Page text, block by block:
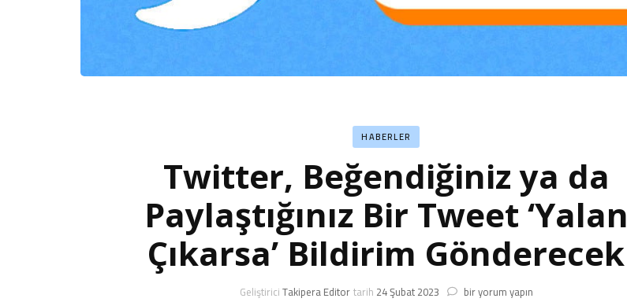
HABERLER
Twitter, Beğendiğiniz ya da
Paylaştığınız Bir Tweet ‘Yalan
Çıkarsa’ Bildirim Gönderecek
GeliştiriciTakipera Editortarih 24 Şubat 2023 Twitter,
bir yorum yapın